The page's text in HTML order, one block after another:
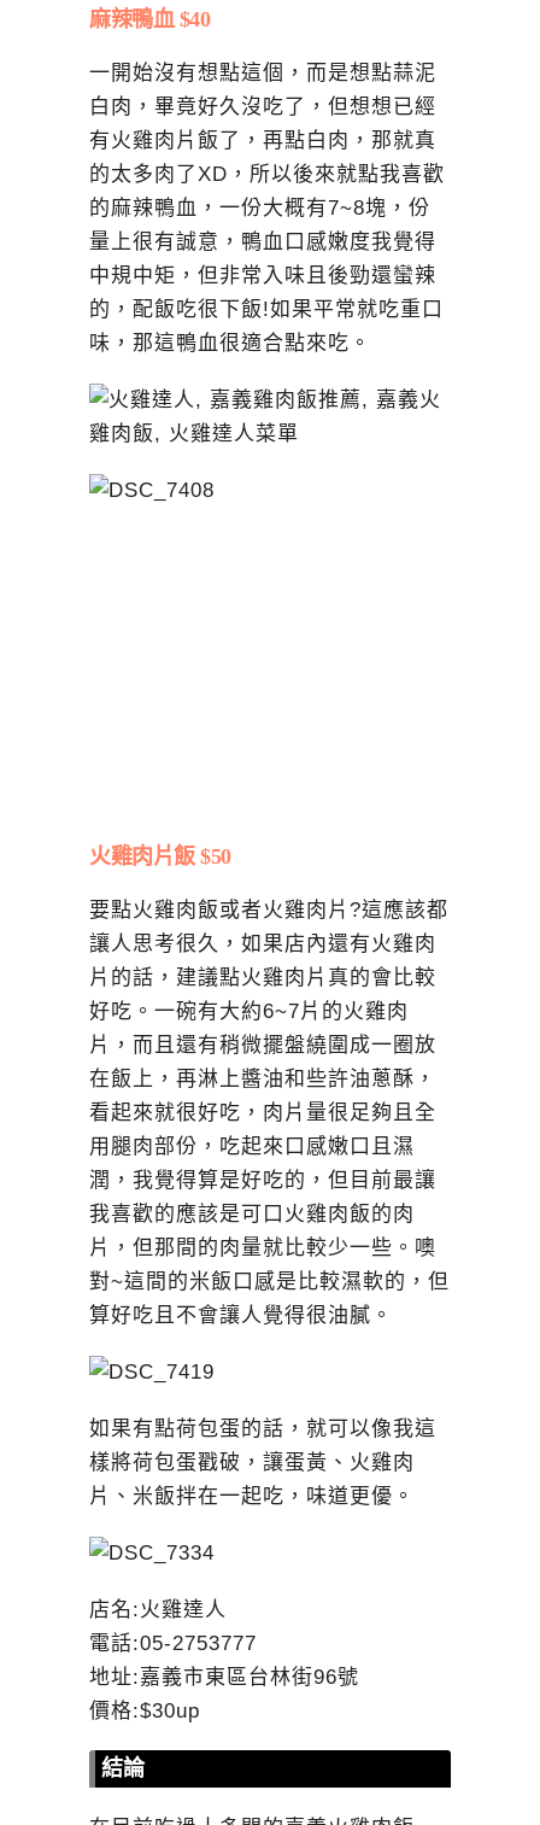
麻辣鴨血 $40
一開始沒有想點這個，而是想點蒜泥
白肉，畢竟好久沒吃了，但想想已經
有火雞肉片飯了，再點白肉，那就真
的太多肉了XD，所以後來就點我喜歡
的麻辣鴨血，一份大概有7~8塊，份
量上很有誠意，鴨血口感嫩度我覺得
中規中矩，但非常入味且後勁還蠻辣
的，配飯吃很下飯!如果平常就吃重口
味，那這鴨血很適合點來吃。
火雞肉片飯 $50
要點火雞肉飯或者火雞肉片?這應該都
讓人思考很久，如果店內還有火雞肉
片的話，建議點火雞肉片真的會比較
好吃。一碗有大約6~7片的火雞肉
片，而且還有稍微擺盤繞圍成一圈放
在飯上，再淋上醬油和些許油蔥酥，
看起來就很好吃，肉片量很足夠且全
用腿肉部份，吃起來口感嫩口且濕
潤，我覺得算是好吃的，但目前最讓
我喜歡的應該是可口火雞肉飯的肉
片，但那間的肉量就比較少一些。噢
對~這間的米飯口感是比較濕軟的，但
算好吃且不會讓人覺得很油膩。
如果有點荷包蛋的話，就可以像我這
樣將荷包蛋戳破，讓蛋黃、火雞肉
片、米飯拌在一起吃，味道更優。
店名:火雞達人
電話:05-2753777
地址:嘉義市東區台林街96號
價格:$30up
結論